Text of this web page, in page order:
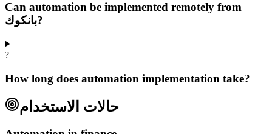
Can automation be implemented remotely from
بانكوك?
?
How long does automation implementation take?
حالات الاستخدام